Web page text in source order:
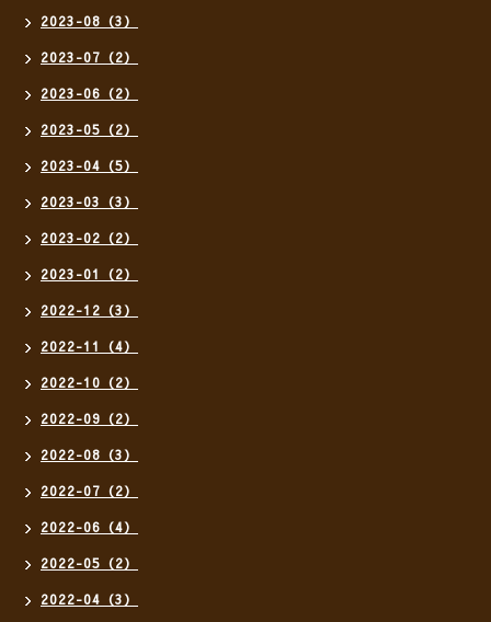
2023-08（3）
2023-07（2）
2023-06（2）
2023-05（2）
2023-04（5）
2023-03（3）
2023-02（2）
2023-01（2）
2022-12（3）
2022-11（4）
2022-10（2）
2022-09（2）
2022-08（3）
2022-07（2）
2022-06（4）
2022-05（2）
2022-04（3）